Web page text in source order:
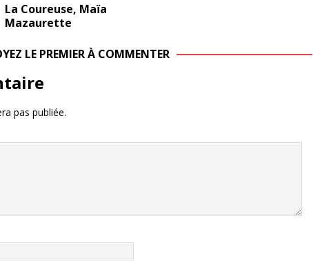
La Coureuse, Maïa
Mazaurette
LE PREMIER À COMMENTER
pas publiée.